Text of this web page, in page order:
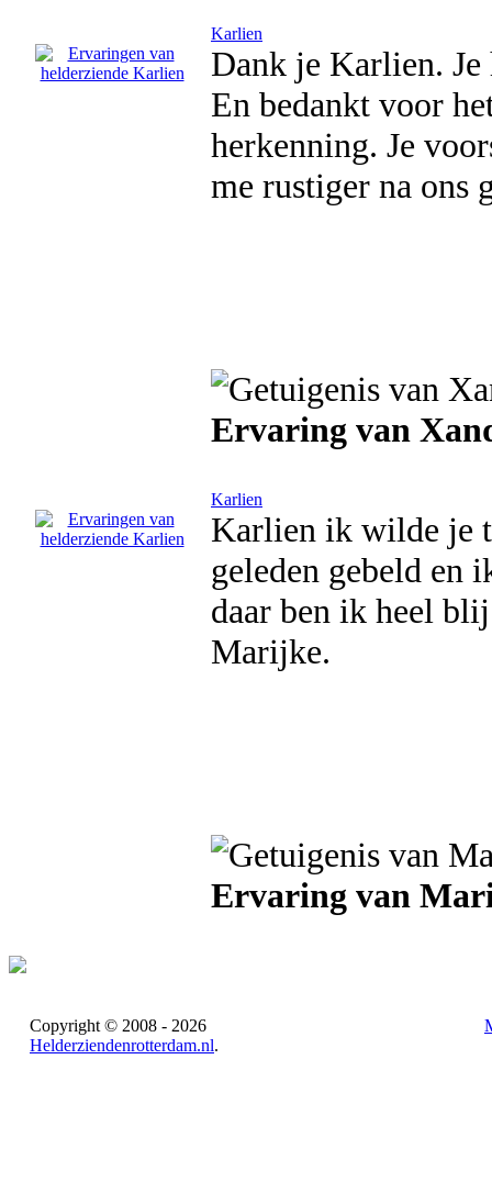
Karlien
Dank je Karlien. Je
En bedankt voor
herkenning. Je
me rustiger na ons
Ervaring van
Karlien
Karlien ik wilde je
geleden gebeld en
daar ben ik heel
Marijke.
Ervaring van
Copyright © 2008 - 2026
Helderziendenrotterdam.nl.